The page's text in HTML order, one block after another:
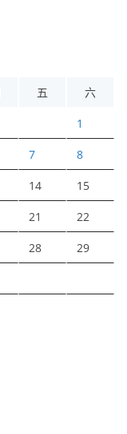
五 六
1
7 8
14 15
21 22
28 29